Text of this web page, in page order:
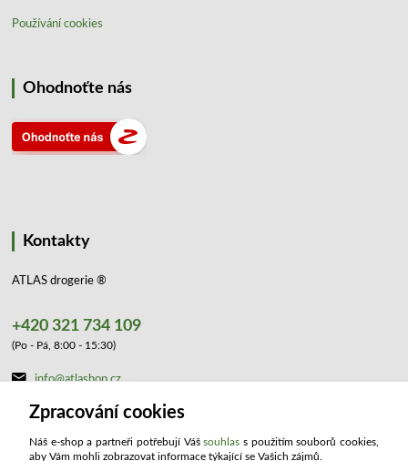
Používání cookies
Ohodnoťte nás
Kontakty
ATLAS drogerie ®
+420 321 734 109
(Po - Pá, 8:00 - 15:30)
info@atlashop.cz
Zpracování cookies
Náš e-shop a partneři potřebují Vášsouhlas s použitím souborů cookies,
aby Vám mohli zobrazovat informace týkající se Vašich zájmů.